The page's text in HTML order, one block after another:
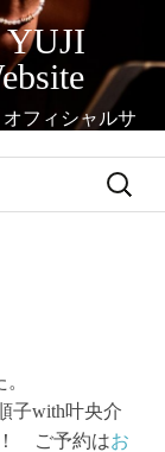
YUJI
フィシャルサ
検
子with叶央介
！ ご予約はお